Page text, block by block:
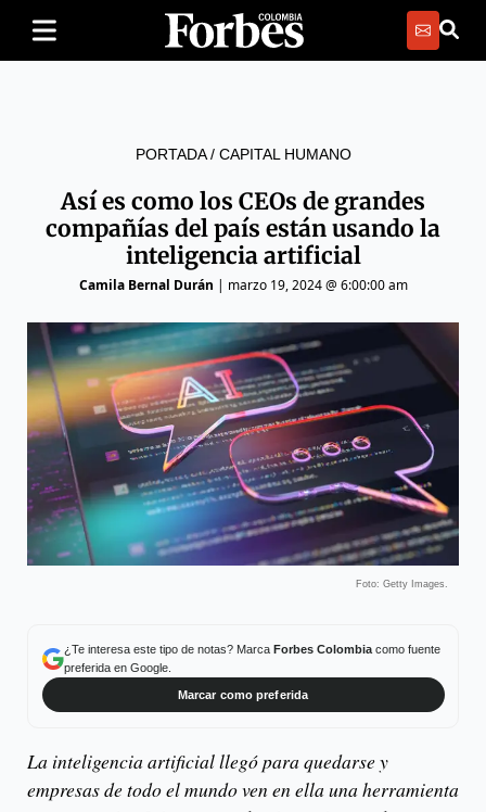
PORTADA/ CAPITAL HUMANO
Así es como los CEOs de grandes
compañías del país están usando la
inteligencia artificial
Camila Bernal Durán | marzo 19, 2024 @ 6:00:00 am
Foto: Getty Images.
¿Te interesa este tipo de notas? Marca Forbes Colombiacomo fuente
preferida en Google.
Marcar como preferida
La inteligencia artificial llegó para quedarse y
empresas de todo el mundo ven en ella una herramienta